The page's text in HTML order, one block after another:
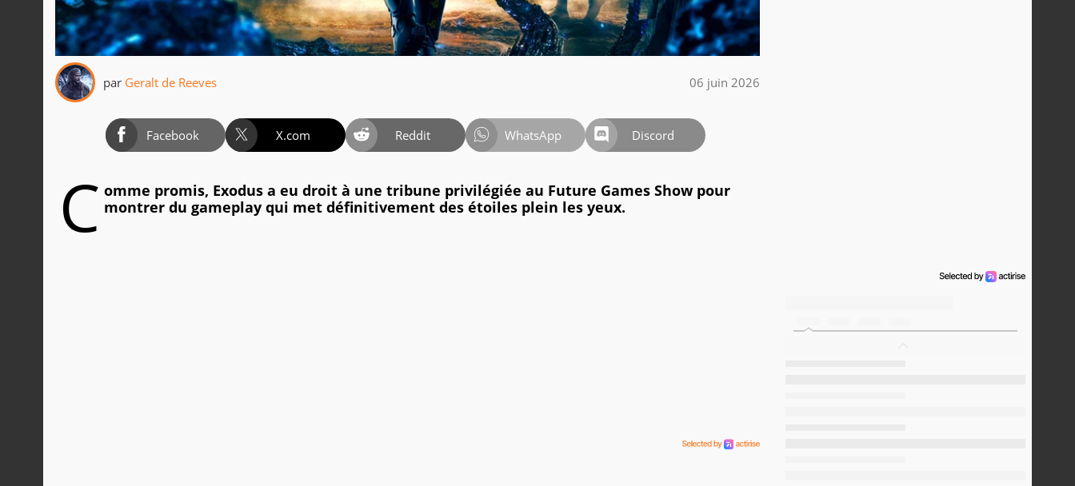
par Geralt de Reeves 06 juin 2026
Facebook X.com Reddit WhatsApp Discord
C omme promis, Exodus a eu droit à une tribune privilégiée au Future Games Show pour
montrer du gameplay qui met définitivement des étoiles plein les yeux.